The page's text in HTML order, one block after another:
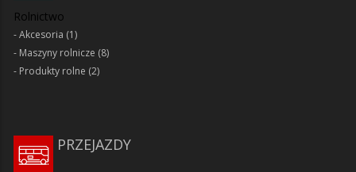
Rolnictwo
Akcesoria (1)
Maszyny rolnicze (8)
Produkty rolne (2)
PRZEJAZDY